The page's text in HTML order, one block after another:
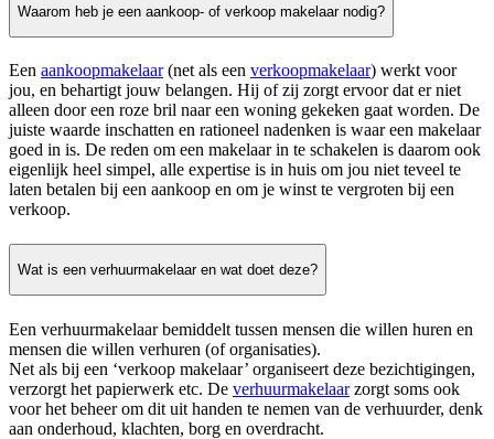
Waarom heb je een aankoop- of verkoop makelaar nodig?
Een aankoopmakelaar(net als een verkoopmakelaar) werkt voor
jou, en behartigt jouw belangen. Hij of zij zorgt ervoor dat er niet
alleen door een roze bril naar een woning gekeken gaat worden. De
juiste waarde inschatten en rationeel nadenken is waar een makelaar
goed in is. De reden om een makelaar in te schakelen is daarom ook
eigenlijk heel simpel, alle expertise is in huis om jou niet teveel te
laten betalen bij een aankoop en om je winst te vergroten bij een
verkoop.
Wat is een verhuurmakelaar en wat doet deze?
Een verhuurmakelaar bemiddelt tussen mensen die willen huren en
mensen die willen verhuren (of organisaties).
Net als bij een ‘verkoop makelaar’ organiseert deze bezichtigingen,
verzorgt het papierwerk etc. De verhuurmakelaarzorgt soms ook
voor het beheer om dit uit handen te nemen van de verhuurder, denk
aan onderhoud, klachten, borg en overdracht.